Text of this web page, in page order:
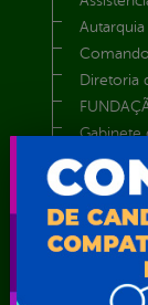
Autarquia
Diretoria
Gabinete
Gabinete
Instituto
Município
Obras e